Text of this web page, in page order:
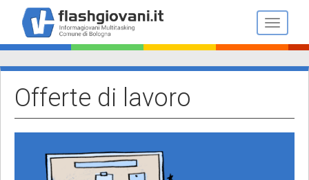
contenuto
principale
Toggle
Offerte di lavoro